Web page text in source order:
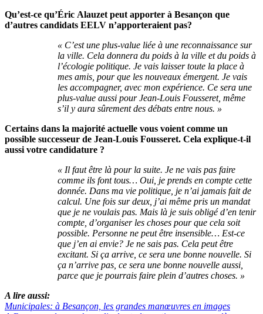
Qu’est-ce qu’Éric Alauzet peut apporter à Besançon que
d’autres candidats EELV n’apporteraient pas?
« C’est une plus-value liée à une reconnaissance sur
la ville. Cela donnera du poids à la ville et du poids à
l’écologie politique. Je vais laisser toute la place à
mes amis, pour que les nouveaux émergent. Je vais
les accompagner, avec mon expérience. Ce sera une
plus-value aussi pour Jean-Louis Fousseret, même
s’il y aura sûrement des débats entre nous. »
Certains dans la majorité actuelle vous voient comme un
possible successeur de Jean-Louis Fousseret. Cela explique-t-il
aussi votre candidature ?
« Il faut être là pour la suite. Je ne vais pas faire
comme ils font tous… Oui, je prends en compte cette
donnée. Dans ma vie politique, je n’ai jamais fait de
calcul. Une fois sur deux, j’ai même pris un mandat
que je ne voulais pas. Mais là je suis obligé d’en tenir
compte, d’organiser les choses pour que cela soit
possible. Personne ne peut être insensible… Est-ce
que j’en ai envie? Je ne sais pas. Cela peut être
excitant. Si ça arrive, ce sera une bonne nouvelle. Si
ça n’arrive pas, ce sera une bonne nouvelle aussi,
parce que je pourrais faire plein d’autres choses. »
A lire aussi:
Municipales: à Besançon, les grandes manœuvres en images